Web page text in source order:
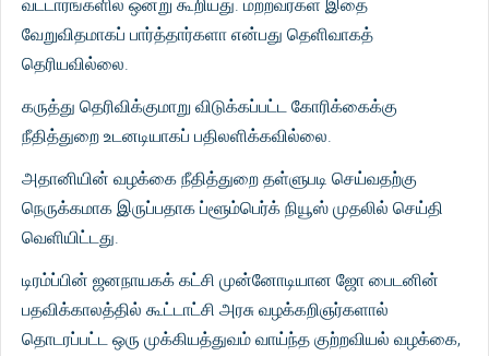
வட்டாரங்களில் ஒன்று கூறியது. மற்றவர்கள் இதை
வேறுவிதமாகப் பார்த்தார்களா என்பது தெளிவாகத்
தெரியவில்லை.
கருத்து தெரிவிக்குமாறு விடுக்கப்பட்ட கோரிக்கைக்கு
நீதித்துறை உடனடியாகப் பதிலளிக்கவில்லை.
அதானியின் வழக்கை நீதித்துறை தள்ளுபடி செய்வதற்கு
நெருக்கமாக இருப்பதாக ப்ளூம்பெர்க் நியூஸ் முதலில் செய்தி
வெளியிட்டது.
டிரம்ப்பின் ஜனநாயகக் கட்சி முன்னோடியான ஜோ பைடனின்
பதவிக்காலத்தில் கூட்டாட்சி அரசு வழக்கறிஞர்களால்
தொடரப்பட்ட ஒரு முக்கியத்துவம் வாய்ந்த குற்றவியல் வழக்கை,